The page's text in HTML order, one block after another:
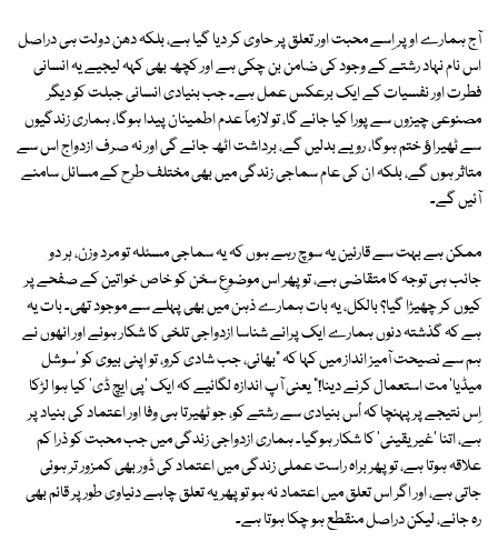
آج ہمارے اوپر اِسے محبت اور تعلق پر حاوی کر دیا گیا ہے، بلکہ دھن دولت ہی دراصل
اس نام نہاد رشتے کے وجود کی ضامن بن چکی ہے اور کچھ بھی کہہ لیجیے یہ انسانی
فطرت اور نفسیات کے ایک برعکس عمل ہے۔ جب بنیادی انسانی جبلت کو دیگر
مصنوعی چیزوں سے پورا کیا جائے گا، تو لازماً عدم اطمینان پیدا ہوگا، ہماری زندگیوں
سے ٹھیراﺅ ختم ہوگا، رویے بدلیں گے، برداشت اٹھ جائے گی اور نہ صرف ازدواج اس سے
متاثر ہوں گے، بلکہ ان کی عام سماجی زندگی میں بھی مختلف طرح کے مسائل سامنے
آئیں گے۔
ممکن ہے بہت سے قارئین یہ سوچ رہے ہوں کہ یہ سماجی مسئلہ تو مرد وزن، ہر دو
جانب ہی توجہ کا متقاضی ہے، تو پھر اس موضوعِ سخن کو خاص خواتین کے صفحے پر
کیوں کر چھیڑا گیا؟ بالکل، یہ بات ہمارے ذہن میں بھی پہلے سے موجود تھی۔ بات یہ
ہے کہ گذشتہ دنوں ہمارے ایک پرانے شناسا ازدواجی تلخی کا شکار ہوئے اور انھوں نے
ہم سے نصیحت آمیز انداز میں کہا کہ "بھائی، جب شادی کرو، تو اپنی بیوی کو 'سوشل
میڈیا' مت استعمال کرنے دینا!" یعنی آپ اندازہ لگائیے کہ ایک 'پی ایچ ڈی' کیا ہوا لڑکا
اِس نتیجے پر پہنچا کہ اُس بنیادی سے رشتے کو، جو ٹھیرتا ہی وفا اور اعتماد کی بنیاد پر
ہے، اتنا 'غیر یقینی' کا شکار ہوگیا۔ ہماری ازدواجی زندگی میں جب محبت کو ذرا کم
علاقہ ہوتا ہے، تو پھر براہ راست عملی زندگی میں اعتماد کی ڈور بھی کمزور تر ہوئی
جاتی ہے، اور اگر اس تعلق میں اعتماد نہ ہو تو پھر یہ تعلق چاہے دنیاوی طور پر قائم بھی
رہ جائے، لیکن دراصل منقطع ہو چکا ہوتا ہے۔